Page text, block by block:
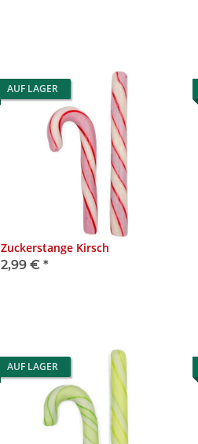
AUF LAGER
Zuckerstange Kirsch
2,99 € *
AUF LAGER